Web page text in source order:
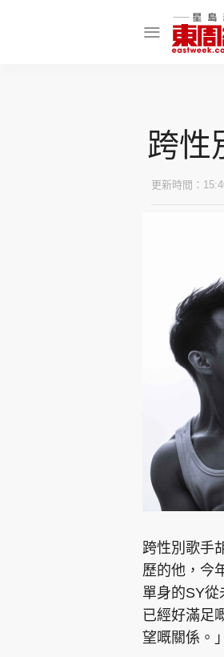
話題人物
東姑熱話
東周食
樂在灣區
飲食玩樂
集團旗下
東周刊
Oh!爸媽
跨性
更新時間：
跨性別歌手
歷的他，今
單身的SY
已經好滿足
望嘅關係。」